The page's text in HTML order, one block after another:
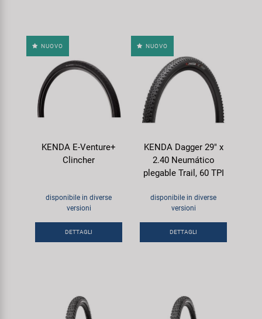
NUOVO
KENDA E-Venture+
Clincher
disponibile in diverse
versioni
DETTAGLI
NUOVO
KENDA Dagger 29" x
2.40 Neumático
plegable Trail, 60 TPI
disponibile in diverse
versioni
DETTAGLI